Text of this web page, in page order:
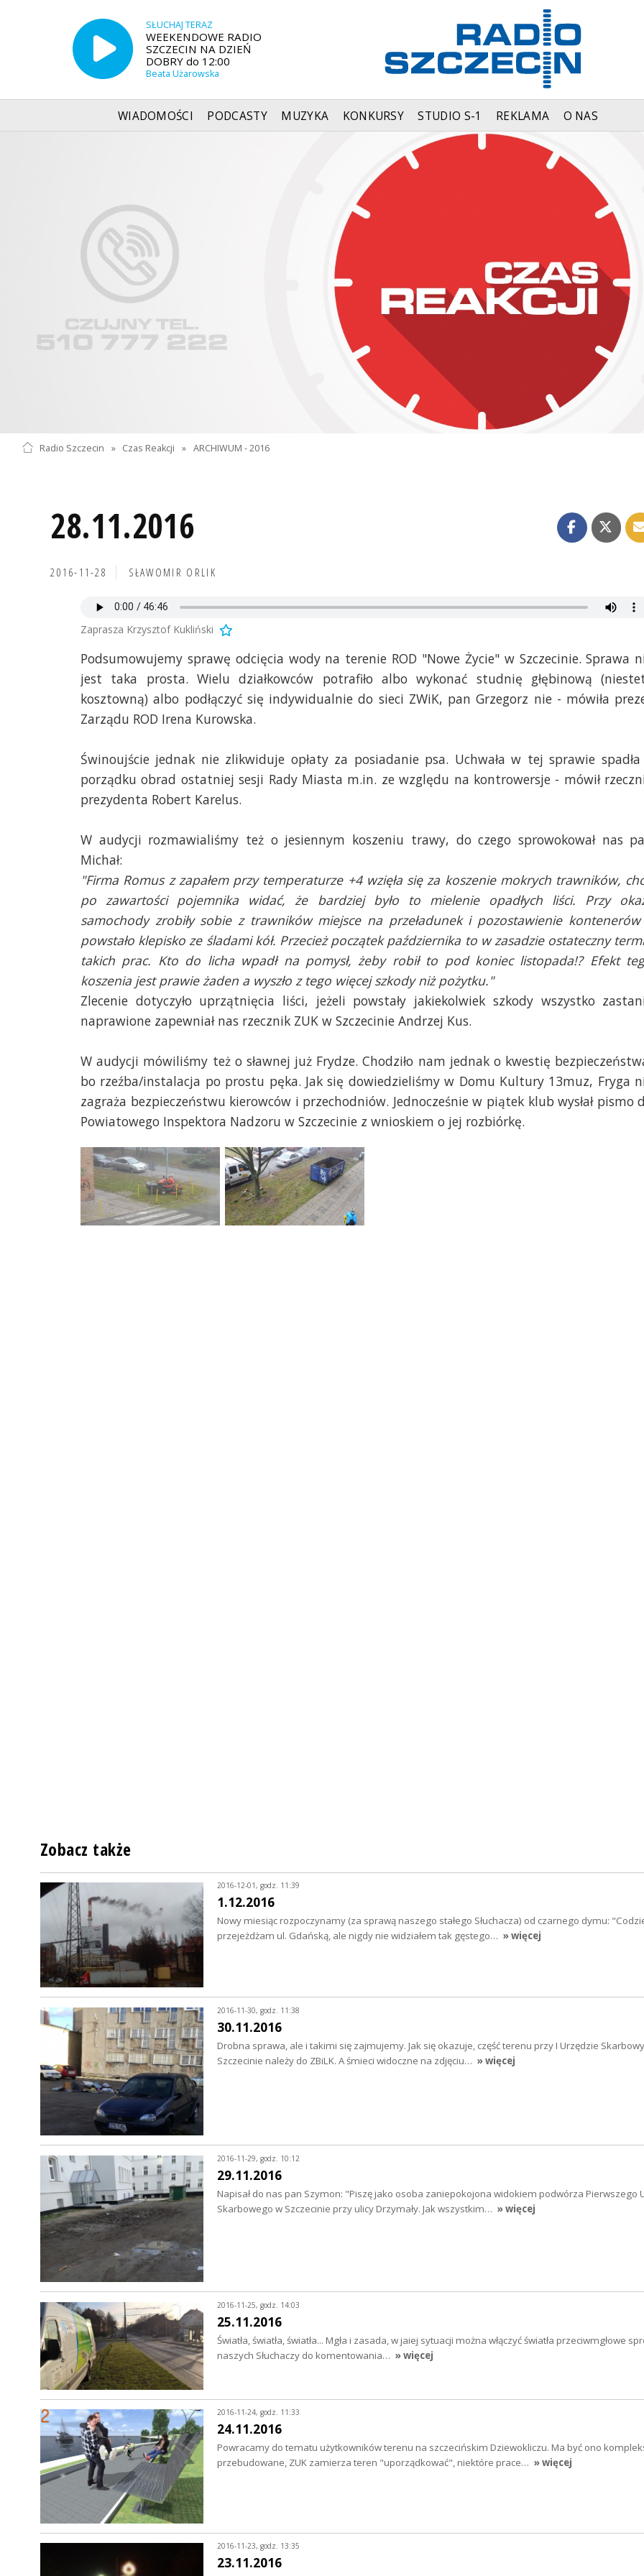
SŁUCHAJ TERAZ
WEEKENDOWE RADIO
SZCZECIN NA DZIEŃ
DOBRY do 12:00
Beata Użarowska
WIADOMOŚCI PODCASTY MUZYKA KONKURSY STUDIO S-1 REKLAMA O NAS
Radio Szczecin » Czas Reakcji » ARCHIWUM - 2016
28.11.2016
2016-11-28 SŁAWOMIR ORLIK
Zaprasza Krzysztof Kukliński
Podsumowujemy sprawę odcięcia wody na terenie ROD "Nowe Życie" w Szczecinie. Sprawa
jest taka prosta. Wielu działkowców potrafiło albo wykonać studnię głębinową
kosztowną) albo podłączyć się indywidualnie do sieci ZWiK, pan Grzegorz nie - mówiła
Zarządu ROD Irena Kurowska.
Świnoujście jednak nie zlikwiduje opłaty za posiadanie psa. Uchwała w tej sprawie
porządku obrad ostatniej sesji Rady Miasta m.in. ze względu na kontrowersje - mówił
prezydenta Robert Karelus.
W audycji rozmawialiśmy też o jesiennym koszeniu trawy, do czego sprowokował nas
Michał:
"Firma Romus z zapałem przy temperaturze +4 wzięła się za koszenie mokrych trawników,
po zawartości pojemnika widać, że bardziej było to mielenie opadłych liści. Przy
samochody zrobiły sobie z trawników miejsce na przeładunek i pozostawienie
powstało klepisko ze śladami kół. Przecież początek października to w zasadzie ostateczny
takich prac. Kto do licha wpadł na pomysł, żeby robił to pod koniec listopada!? Efekt
koszenia jest prawie żaden a wyszło z tego więcej szkody niż pożytku."
Zlecenie dotyczyło uprzątnięcia liści, jeżeli powstały jakiekolwiek szkody wszystko
naprawione zapewniał nas rzecznik ZUK w Szczecinie Andrzej Kus.
W audycji mówiliśmy też o sławnej już Frydze. Chodziło nam jednak o kwestię
bo rzeźba/instalacja po prostu pęka. Jak się dowiedzieliśmy w Domu Kultury 13muz, Fryga
zagraża bezpieczeństwu kierowców i przechodniów. Jednocześnie w piątek klub wysłał pismo
Powiatowego Inspektora Nadzoru w Szczecinie z wnioskiem o jej rozbiórkę.
Zobacz także
2016-12-01, godz. 11:39
1.12.2016
Nowy miesiąc rozpoczynamy (za sprawą naszego stałego Słuchacza) od czarnego dymu:
przejeżdżam ul. Gdańską, ale nigdy nie widziałem tak gęstego… » więcej
2016-11-30, godz. 11:38
30.11.2016
Drobna sprawa, ale i takimi się zajmujemy. Jak się okazuje, część terenu przy I Urzędzie
Szczecinie należy do ZBiLK. A śmieci widoczne na zdjęciu… » więcej
2016-11-29, godz. 10:12
29.11.2016
Napisał do nas pan Szymon: "Piszę jako osoba zaniepokojona widokiem podwórza Pierwszego
Skarbowego w Szczecinie przy ulicy Drzymały. Jak wszystkim… » więcej
2016-11-25, godz. 14:03
25.11.2016
Światła, światła, światła... Mgła i zasada, w jaiej sytuacji można włączyć światła przeciwmgłowe
naszych Słuchaczy do komentowania… » więcej
2016-11-24, godz. 11:33
24.11.2016
Powracamy do tematu użytkowników terenu na szczecińskim Dziewokliczu. Ma być ono
przebudowane, ZUK zamierza teren "uporządkować", niektóre prace… » więcej
2016-11-23, godz. 13:35
23.11.2016